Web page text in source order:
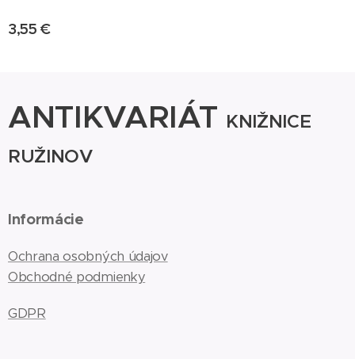
3,55 €
ANTIKVARIÁT KNIŽNICE
RUŽINOV
Informácie
Ochrana osobných údajov
Obchodné podmienky
GDPR